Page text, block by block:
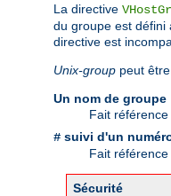
La directive
du groupe est défini
directive est
Unix-group peut
Un nom de groupe
Fait
# suivi d'un
Fait
Sécurité